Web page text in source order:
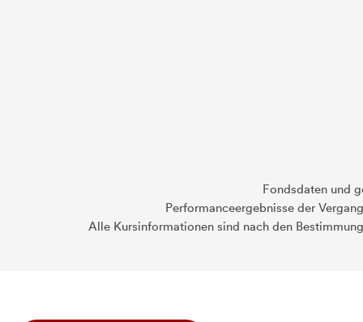
Fondsdaten und
Performanceergebnisse der
Alle Kursinformationen sind nach den